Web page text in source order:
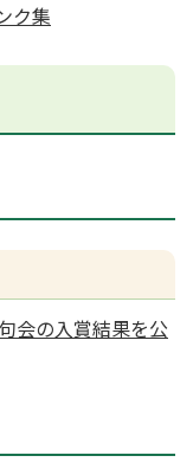
ク集
会の入賞結果を公